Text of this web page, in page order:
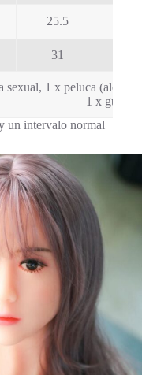
25.5
31
sexual, 1 x peluca
1 x
un intervalo normal